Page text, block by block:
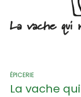
ÉPICERIE
La vache